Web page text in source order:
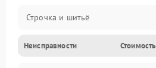
Строчка и шитьё
Прочие неисправности
Неисправности Стоимость